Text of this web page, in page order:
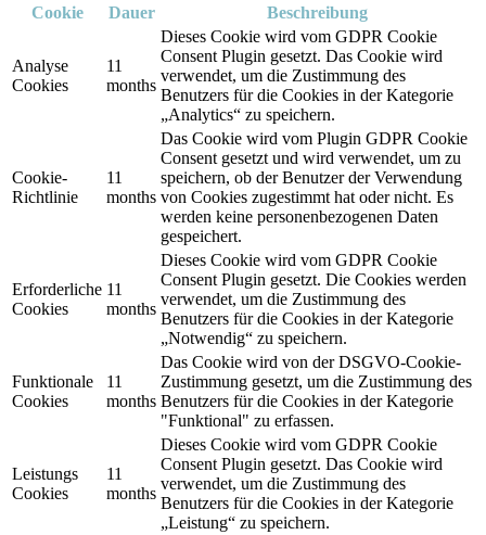
Cookie
Dauer Beschreibung
Analyse
Cookies
11
months
Dieses Cookie wird vom GDPR Cookie
Consent Plugin gesetzt. Das Cookie wird
verwendet, um die Zustimmung des
Benutzers für die Cookies in der Kategorie
„Analytics“ zu speichern.
Cookie-
Richtlinie
11
months
Das Cookie wird vom Plugin GDPR Cookie
Consent gesetzt und wird verwendet, um zu
speichern, ob der Benutzer der Verwendung
von Cookies zugestimmt hat oder nicht. Es
werden keine personenbezogenen Daten
gespeichert.
Erforderliche
Cookies
11
months
Dieses Cookie wird vom GDPR Cookie
Consent Plugin gesetzt. Die Cookies werden
verwendet, um die Zustimmung des
Benutzers für die Cookies in der Kategorie
„Notwendig“ zu speichern.
Funktionale
Cookies
11
months
Das Cookie wird von der DSGVO-Cookie-
Zustimmung gesetzt, um die Zustimmung des
Benutzers für die Cookies in der Kategorie
"Funktional" zu erfassen.
Leistungs
Cookies
11
months
Dieses Cookie wird vom GDPR Cookie
Consent Plugin gesetzt. Das Cookie wird
verwendet, um die Zustimmung des
Benutzers für die Cookies in der Kategorie
„Leistung“ zu speichern.